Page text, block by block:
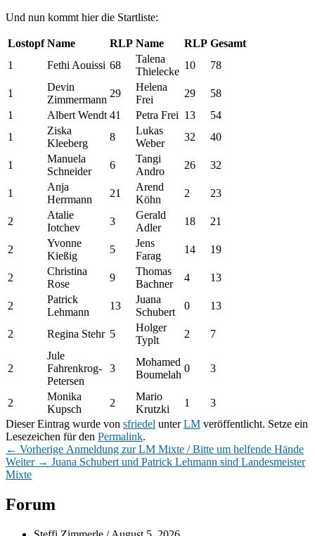
Und nun kommt hier die Startliste:
Lostopf Name RLP Name RLP Gesamt
1
Fethi Aouissi 68
Talena
Thielecke
10 78
1
Devin
Zimmermann
29
Helena
Frei
29
58
1
Albert Wendt 41 Petra Frei 13
54
1
Ziska
Kleeberg
8
Lukas
Weber
32 40
1
Manuela
Schneider
6
Tangi
Andro
26 32
1
Anja
Herrmann
21
Arend
Köhn
2 23
2
Atalie
Iotchev
3
Gerald
Adler
18 21
2
Yvonne
Kießig
5
Jens
Farag
14 19
2
Christina
Rose
9
Thomas
Bachner
4 13
2
Patrick
Lehmann
13
Juana
Schubert
0 13
2 Regina Stehr 5
Holger
Typlt
2 7
2
Jule
Fahrenkrog-
Petersen
3
Mohamed
Boumelah
0 3
2
Monika
Kupsch
2
Mario
Krutzki
1
3
Dieser Eintrag wurde von sfriedel unterLM veröffentlicht. Setze ein
Lesezeichen für den Permalink.
Beitragsnavigation
← Vorherige Vorheriger
Beitrag:
Anmeldung zur LM Mixte / Bitte um helfende Hände
Weiter → Nächster
Juana Schubert und Patrick Lehmann sind Landesmeister
Mixte
Primärer
Forum